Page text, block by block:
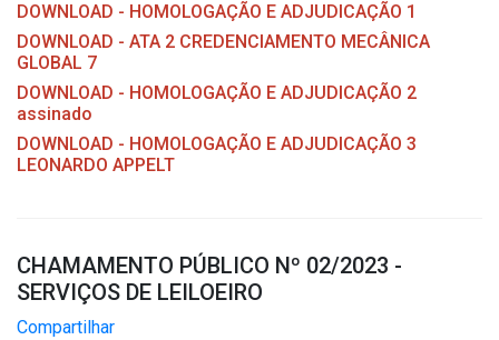
DOWNLOAD - HOMOLOGAÇÃO E ADJUDICAÇÃO 1
DOWNLOAD - ATA 2 CREDENCIAMENTO MECÂNICA
GLOBAL 7
DOWNLOAD - HOMOLOGAÇÃO E ADJUDICAÇÃO 2
assinado
DOWNLOAD - HOMOLOGAÇÃO E ADJUDICAÇÃO 3
LEONARDO APPELT
CHAMAMENTO PÚBLICO Nº 02/2023 -
SERVIÇOS DE LEILOEIRO
Compartilhar